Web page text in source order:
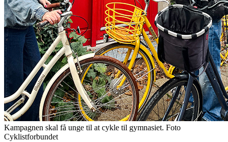
Kampagnen skal få unge til at cykle til gymnasiet. Foto
Cyklistforbundet